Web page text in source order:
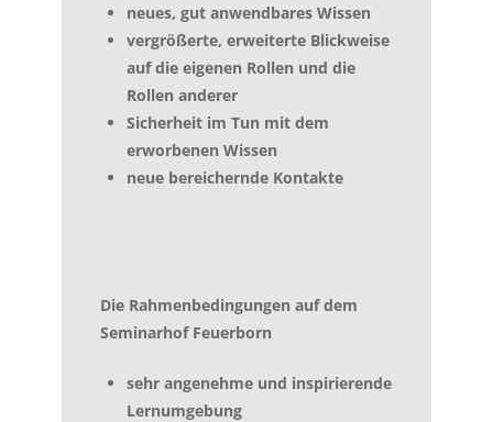
neues, gut anwendbares Wissen
vergrößerte, erweiterte Blickweise
auf die eigenen Rollen und die
Rollen anderer
Sicherheit im Tun mit dem
erworbenen Wissen
neue bereichernde Kontakte
Die Rahmenbedingungen auf dem
Seminarhof Feuerborn
sehr angenehme und inspirierende
Lernumgebung